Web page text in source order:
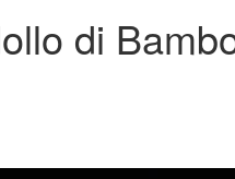
di